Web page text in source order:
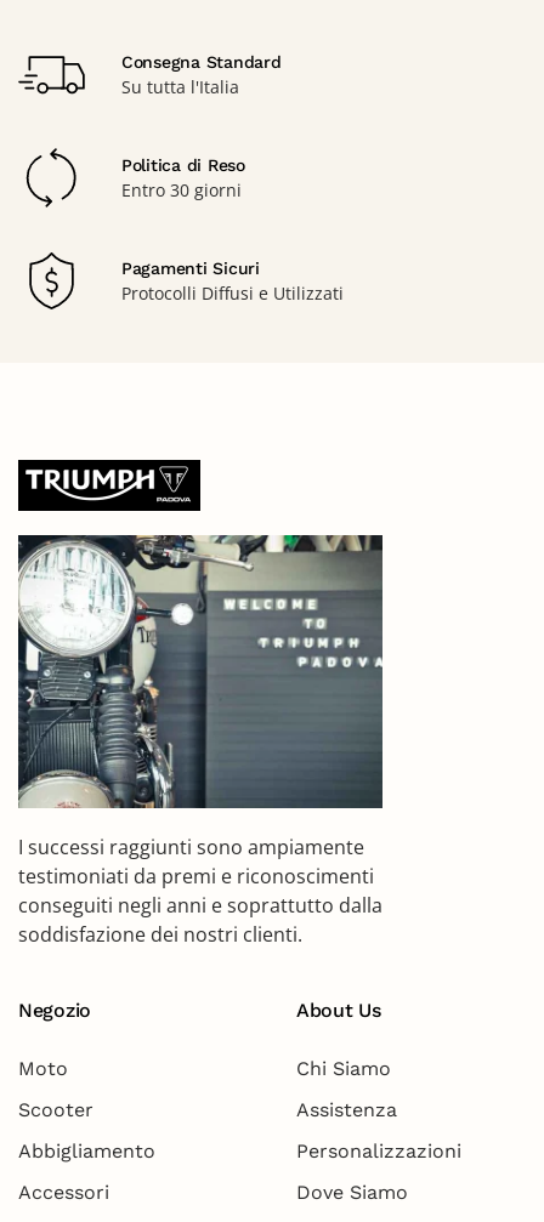
Consegna Standard
Su tutta l'Italia
Politica di Reso
Entro 30 giorni
Pagamenti Sicuri
Protocolli Diffusi e Utilizzati
I successi raggiunti sono ampiamente
testimoniati da premi e riconoscimenti
conseguiti negli anni e soprattutto dalla
soddisfazione dei nostri clienti.
Negozio
Moto
Scooter
Abbigliamento
Accessori
About Us
Chi Siamo
Assistenza
Personalizzazioni
Dove Siamo